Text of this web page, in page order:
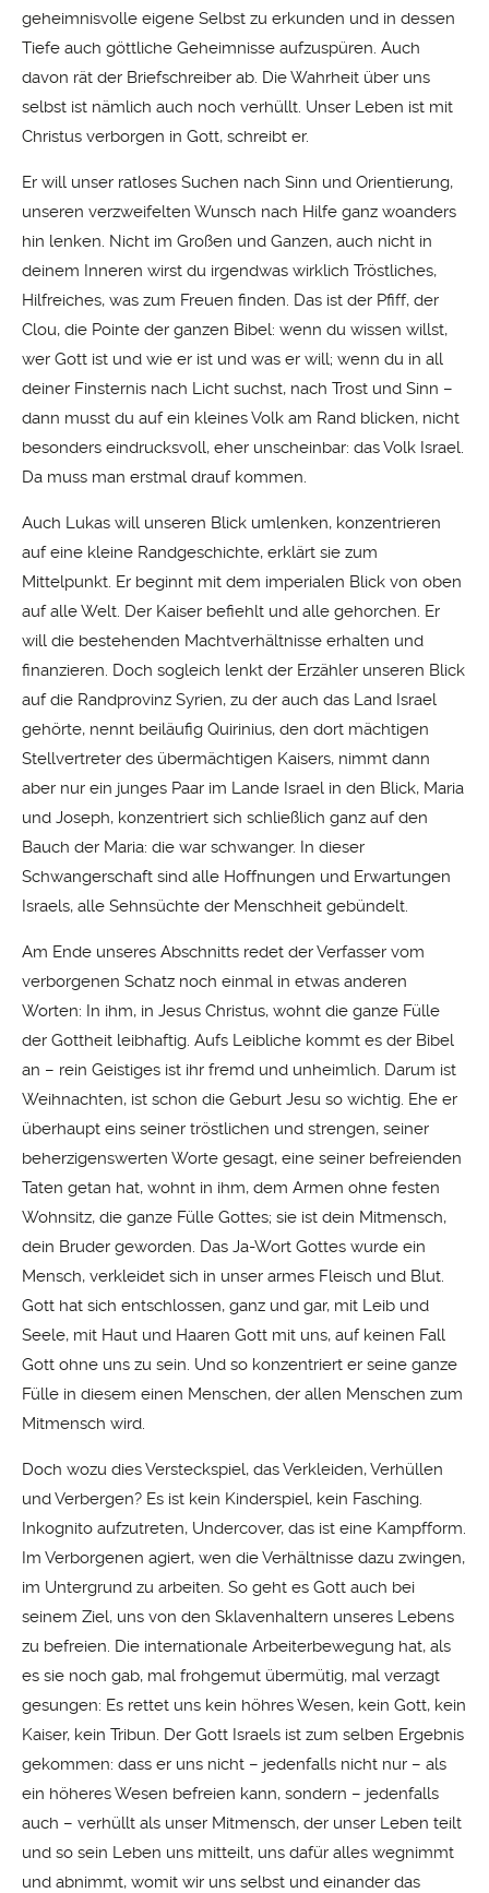
geheimnisvolle eigene Selbst zu erkunden und in dessen
Tiefe auch göttliche Geheimnisse aufzuspüren. Auch
davon rät der Briefschreiber ab. Die Wahrheit über uns
selbst ist nämlich auch noch verhüllt. Unser Leben ist mit
Christus verborgen in Gott, schreibt er.
Er will unser ratloses Suchen nach Sinn und Orientierung,
unseren verzweifelten Wunsch nach Hilfe ganz woanders
hin lenken. Nicht im Großen und Ganzen, auch nicht in
deinem Inneren wirst du irgendwas wirklich Tröstliches,
Hilfreiches, was zum Freuen finden. Das ist der Pfiff, der
Clou, die Pointe der ganzen Bibel: wenn du wissen willst,
wer Gott ist und wie er ist und was er will; wenn du in all
deiner Finsternis nach Licht suchst, nach Trost und Sinn –
dann musst du auf ein kleines Volk am Rand blicken, nicht
besonders eindrucksvoll, eher unscheinbar: das Volk Israel.
Da muss man erstmal drauf kommen.
Auch Lukas will unseren Blick umlenken, konzentrieren
auf eine kleine Randgeschichte, erklärt sie zum
Mittelpunkt. Er beginnt mit dem imperialen Blick von oben
auf alle Welt. Der Kaiser befiehlt und alle gehorchen. Er
will die bestehenden Machtverhältnisse erhalten und
finanzieren. Doch sogleich lenkt der Erzähler unseren Blick
auf die Randprovinz Syrien, zu der auch das Land Israel
gehörte, nennt beiläufig Quirinius, den dort mächtigen
Stellvertreter des übermächtigen Kaisers, nimmt dann
aber nur ein junges Paar im Lande Israel in den Blick, Maria
und Joseph, konzentriert sich schließlich ganz auf den
Bauch der Maria: die war schwanger. In dieser
Schwangerschaft sind alle Hoffnungen und Erwartungen
Israels, alle Sehnsüchte der Menschheit gebündelt.
Am Ende unseres Abschnitts redet der Verfasser vom
verborgenen Schatz noch einmal in etwas anderen
Worten: In ihm, in Jesus Christus, wohnt die ganze Fülle
der Gottheit leibhaftig. Aufs Leibliche kommt es der Bibel
an – rein Geistiges ist ihr fremd und unheimlich. Darum ist
Weihnachten, ist schon die Geburt Jesu so wichtig. Ehe er
überhaupt eins seiner tröstlichen und strengen, seiner
beherzigenswerten Worte gesagt, eine seiner befreienden
Taten getan hat, wohnt in ihm, dem Armen ohne festen
Wohnsitz, die ganze Fülle Gottes; sie ist dein Mitmensch,
dein Bruder geworden. Das Ja-Wort Gottes wurde ein
Mensch, verkleidet sich in unser armes Fleisch und Blut.
Gott hat sich entschlossen, ganz und gar, mit Leib und
Seele, mit Haut und Haaren Gott mit uns, auf keinen Fall
Gott ohne uns zu sein. Und so konzentriert er seine ganze
Fülle in diesem einen Menschen, der allen Menschen zum
Mitmensch wird.
Doch wozu dies Versteckspiel, das Verkleiden, Verhüllen
und Verbergen? Es ist kein Kinderspiel, kein Fasching.
Inkognito aufzutreten, Undercover, das ist eine Kampfform.
Im Verborgenen agiert, wen die Verhältnisse dazu zwingen,
im Untergrund zu arbeiten. So geht es Gott auch bei
seinem Ziel, uns von den Sklavenhaltern unseres Lebens
zu befreien. Die internationale Arbeiterbewegung hat, als
es sie noch gab, mal frohgemut übermütig, mal verzagt
gesungen: Es rettet uns kein höhres Wesen, kein Gott, kein
Kaiser, kein Tribun. Der Gott Israels ist zum selben Ergebnis
gekommen: dass er uns nicht – jedenfalls nicht nur – als
ein höheres Wesen befreien kann, sondern – jedenfalls
auch – verhüllt als unser Mitmensch, der unser Leben teilt
und so sein Leben uns mitteilt, uns dafür alles wegnimmt
und abnimmt, womit wir uns selbst und einander das